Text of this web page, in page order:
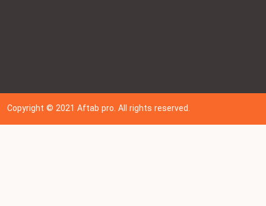
Copyright © 202 1Aftab pro. All rights reserved.